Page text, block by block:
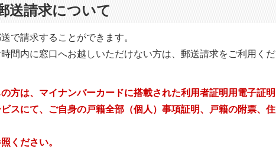
送請求について
で請求することができます。
間内に窓口へお越しいただけない方は、郵送請求をご利用くだ
方は、マイナンバーカードに搭載された利用者証明用電子証明
スにて、ご自身の戸籍全部（個人）事項証明、戸籍の附票、住
ください。